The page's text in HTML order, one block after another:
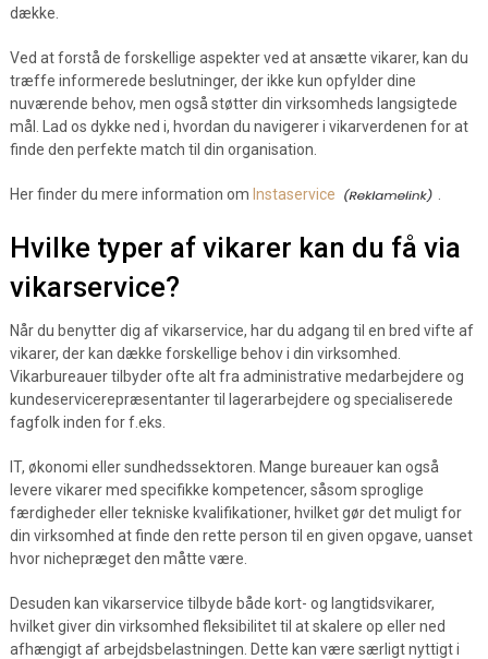
dække.
Ved at forstå de forskellige aspekter ved at ansætte vikarer, kan du
træffe informerede beslutninger, der ikke kun opfylder dine
nuværende behov, men også støtter din virksomheds langsigtede
mål. Lad os dykke ned i, hvordan du navigerer i vikarverdenen for at
finde den perfekte match til din organisation.
Her finder du mere information om Instaservice
Hvilke typer af vikarer kan du få via
vikarservice?
Når du benytter dig af vikarservice, har du adgang til en bred vifte af
vikarer, der kan dække forskellige behov i din virksomhed.
Vikarbureauer tilbyder ofte alt fra administrative medarbejdere og
kundeservicerepræsentanter til lagerarbejdere og specialiserede
fagfolk inden for f.eks.
IT, økonomi eller sundhedssektoren. Mange bureauer kan også
levere vikarer med specifikke kompetencer, såsom sproglige
færdigheder eller tekniske kvalifikationer, hvilket gør det muligt for
din virksomhed at finde den rette person til en given opgave, uanset
hvor nichepræget den måtte være.
Desuden kan vikarservice tilbyde både kort- og langtidsvikarer,
hvilket giver din virksomhed fleksibilitet til at skalere op eller ned
afhængigt af arbejdsbelastningen. Dette kan være særligt nyttigt i